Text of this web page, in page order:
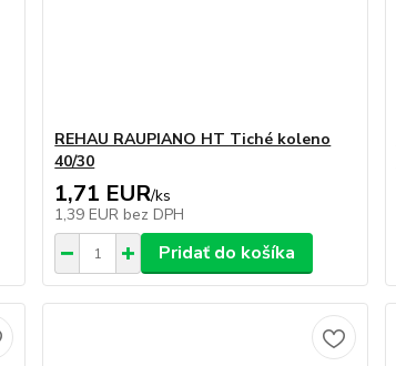
REHAU RAUPIANO HT Tiché koleno
40/30
1,71 EUR/ks
1,39 EUR bez DPH
Pridať do košíka